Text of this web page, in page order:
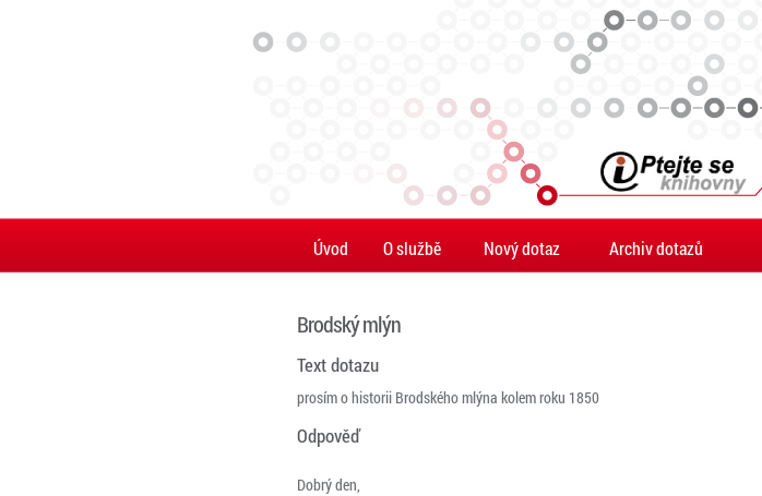
Úvod O službě Nový dotaz Archiv dotazů
Brodský mlýn
Text dotazu
prosím o historii Brodského mlýna kolem roku 1850
Odpověď
Dobrý den,